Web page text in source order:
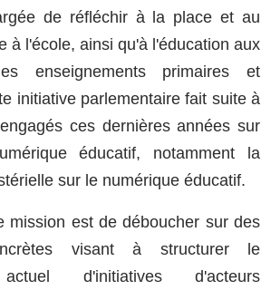
de réfléchir à la place et au
à l'école, ainsi qu'à l'éducation aux
enseignements primaires et
initiative parlementaire fait suite à
ces dernières années sur
éducatif, notamment la
sur le numérique éducatif.
mission est de déboucher sur des
visant à structurer le
actuel d'initiatives d'acteurs